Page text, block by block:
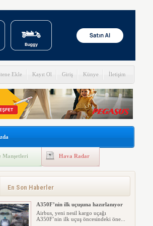
Ekle Kayıt Ol Giriş Künye İletişim
Manşetleri Hava Radar
En Son Haberler
A350F’nin ilk uçuşuna hazırlanıyor
Airbus, yeni nesil kargo uçağı
A350F’nin ilk uçuş öncesindeki öne...